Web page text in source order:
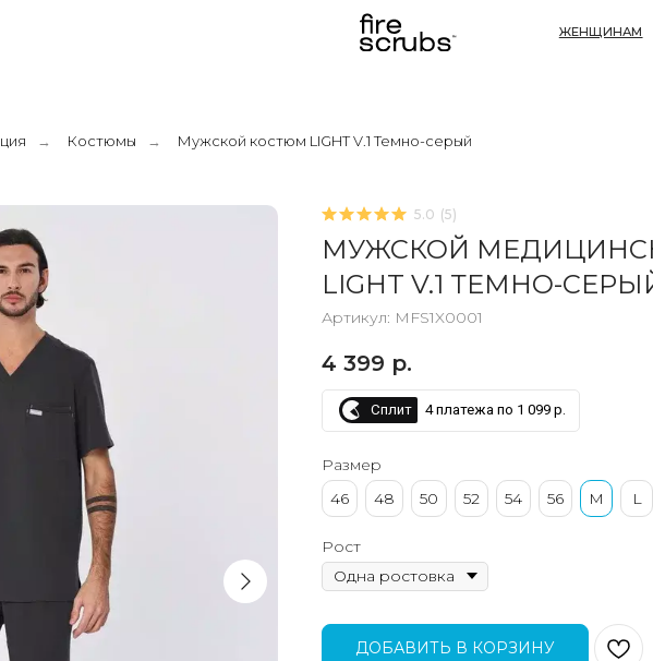
МУЖЧИНАМ
→ Костюмы → Мужской костюм LIGHT V.1 Темно-серый
5.0 (5)
МУЖСКОЙ
LIGHT V.1 ТЕМНО-
Артикул: MFS1X0001
4 399 р.
Сплит 4 платежа по 1 099 р.
Размер
46
48 50 52 54 56 M L
Рост
ДОБАВИТЬ В КОРЗИНУ